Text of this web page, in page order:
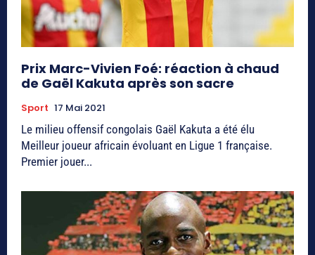
Prix Marc-Vivien Foé: réaction à chaud
de Gaël Kakuta après son sacre
Sport 17 Mai 2021
Le milieu offensif congolais Gaël Kakuta a été élu
Meilleur joueur africain évoluant en Ligue 1 française.
Premier jouer...